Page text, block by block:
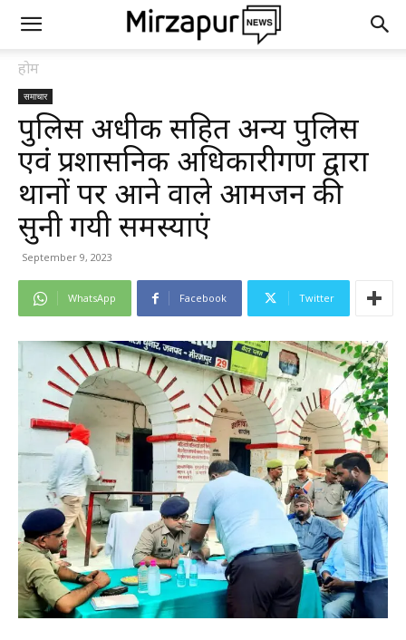
होम
समाचार
पुलिस अधीक्षक सहित अन्य पुलिस
एवं प्रशासनिक अधिकारीगण द्वारा
थानों पर आने वाले आमजन की
सुनी गयी समस्याएं
September 9, 2023
WhatsApp Facebook Twitter